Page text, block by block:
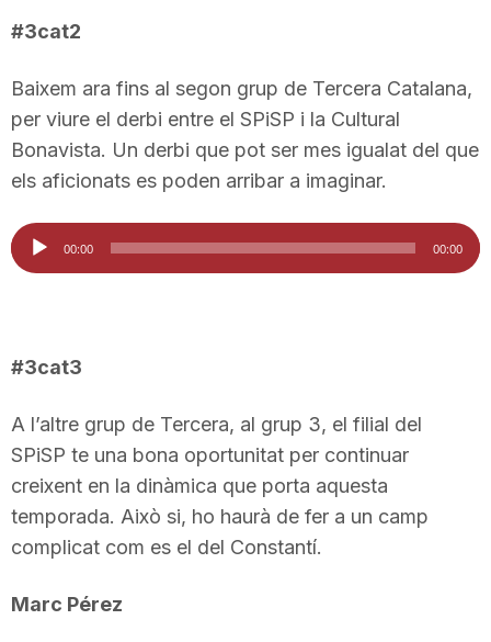
#3cat2
Baixem ara fins al segon grup de Tercera Catalana,
per viure el derbi entre el SPiSP i la Cultural
Bonavista. Un derbi que pot ser mes igualat del que
els aficionats es poden arribar a imaginar.
Reproductor
d'àudio
00:00 00:00
#3cat3
A l’altre grup de Tercera, al grup 3, el filial del
SPiSP te una bona oportunitat per continuar
creixent en la dinàmica que porta aquesta
temporada. Això si, ho haurà de fer a un camp
complicat com es el del Constantí.
Marc Pérez